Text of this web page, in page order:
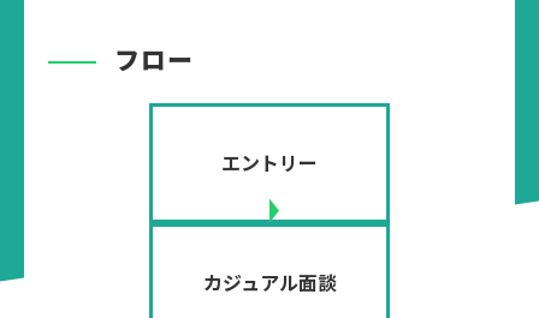
フロー
エントリー
カジュアル面談